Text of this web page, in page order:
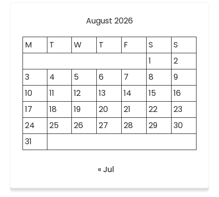
August 2026
M T W T F S
S
1
2
3
4 5 6 7 8
9
10
11 12 13 14 15
16
17
18 19 20 21 22
23
24
25 26 27 28 29
30
31
« Jul